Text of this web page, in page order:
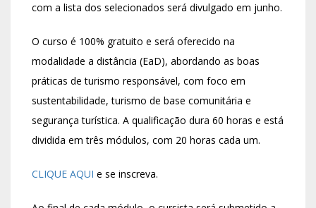
com a lista dos selecionados será divulgado em junho.
O curso é 100% gratuito e será oferecido na
modalidade a distância (EaD), abordando as boas
práticas de turismo responsável, com foco em
sustentabilidade, turismo de base comunitária e
segurança turística. A qualificação dura 60 horas e está
dividida em três módulos, com 20 horas cada um.
CLIQUE AQUI e se inscreva.